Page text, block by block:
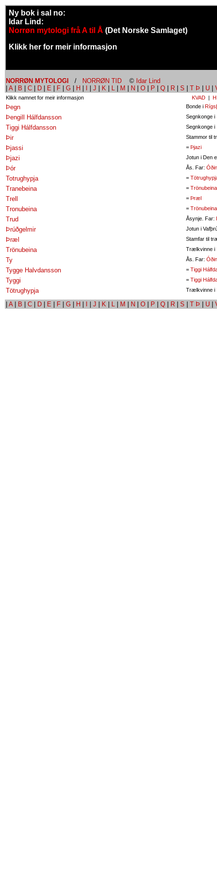
Ny bok i sal no:
Idar Lind:
Norrøn mytologi frå A til Å (Det Norske Samlaget)
Klikk her for meir informasjon
NORRØN MYTOLOGI / NORRØN TID © Idar Lind
A B C D E F G H J K L M N O P Q R S T Þ U
Klikk namnet for meir informasjon KVAD |
Þegn Bonde i
Þengill Hálfdansson Segnkonge i
Tiggi Hálfdansson Segnkonge i
Þir Stammor til
Þjassi = Þjazi
Þjazi Jotun i Den
Þór Ås. Far:
Totrughypja =
Tranebeina = Trönubeina
Trell = Þræl
Tronubeina = Trönubeina
Trud Åsynje. Far:
Þrúðgelmir Jotun i
Þræl Stamfar til
Trönubeina Trælkvinne i
Ty Ås. Far:
Tygge Halvdansson = Tiggi
Tyggi = Tiggi
Tötrughypja Trælkvinne i
A B C D E F G H J K L M N O P Q R S T Þ U